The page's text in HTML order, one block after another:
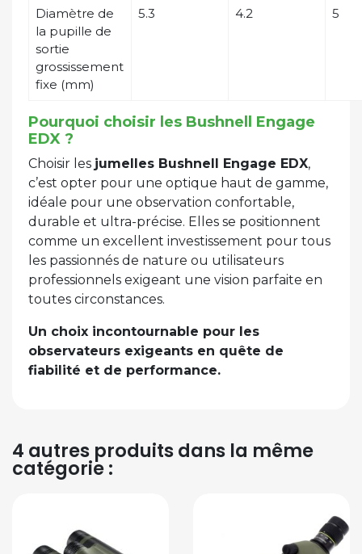
Diamètre de
la pupille de
sortie
grossissement
fixe (mm)
5.3 4.2 5
Pourquoi choisir les Bushnell Engage
EDX ?
Choisir les jumelles Bushnell Engage EDX,
c’est opter pour une optique haut de gamme,
idéale pour une observation confortable,
durable et ultra-précise. Elles se positionnent
comme un excellent investissement pour tous
les passionnés de nature ou utilisateurs
professionnels exigeant une vision parfaite en
toutes circonstances.
Un choix incontournable pour les
observateurs exigeants en quête de
fiabilité et de performance.
4 autres produits dans la même
catégorie :